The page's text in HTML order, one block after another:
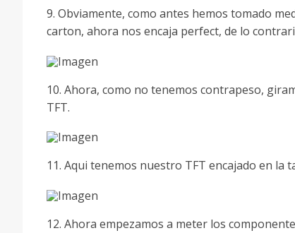
9. Obviamente, como antes hemos tomado
carton, ahora nos encaja perfect, de lo
10. Ahora, como no tenemos contrapeso,
TFT.
11. Aqui tenemos nuestro TFT encajado en la
12. Ahora empezamos a meter los